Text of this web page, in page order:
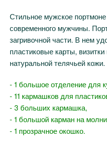
Стильное мужское
современного мужчины.
загривочной части. В нем
пластиковые карты,
натуральной телячьей кожи.
- 1 большое отделение для
- 11 кармашков для
- 3 больших кармашка,
- 1 большой карман на
- 1 прозрачное окошко.